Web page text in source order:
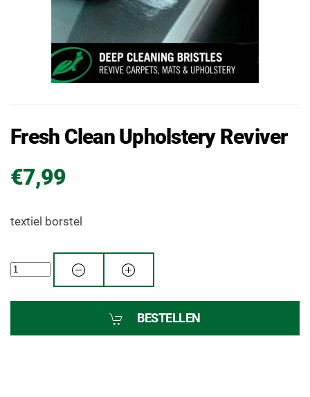
Fresh Clean Upholstery Reviver
€7,99
textiel borstel
BESTELLEN